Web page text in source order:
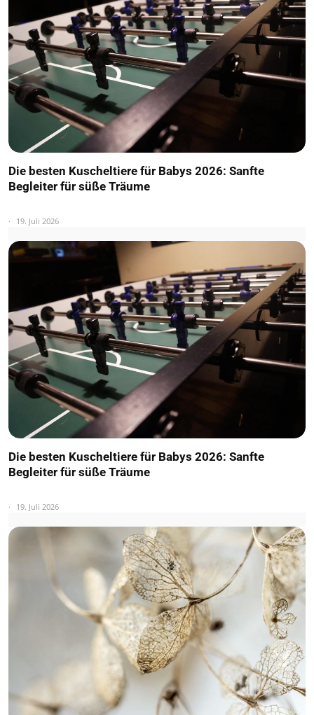
Die besten Kuscheltiere für Babys 2026: Sanfte
Begleiter für süße Träume
19. Juli 2026
Die besten Kuscheltiere für Babys 2026: Sanfte
Begleiter für süße Träume
19. Juli 2026